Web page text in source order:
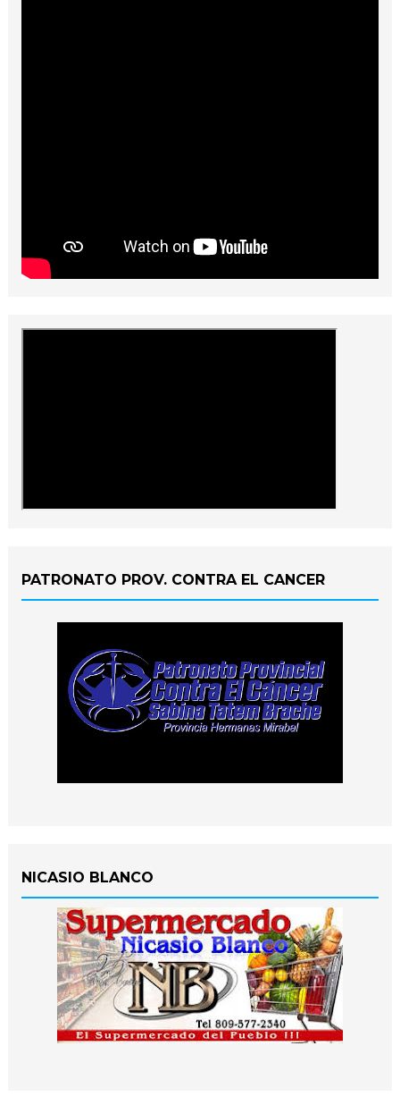
PATRONATO PROV. CONTRA EL CANCER
NICASIO BLANCO